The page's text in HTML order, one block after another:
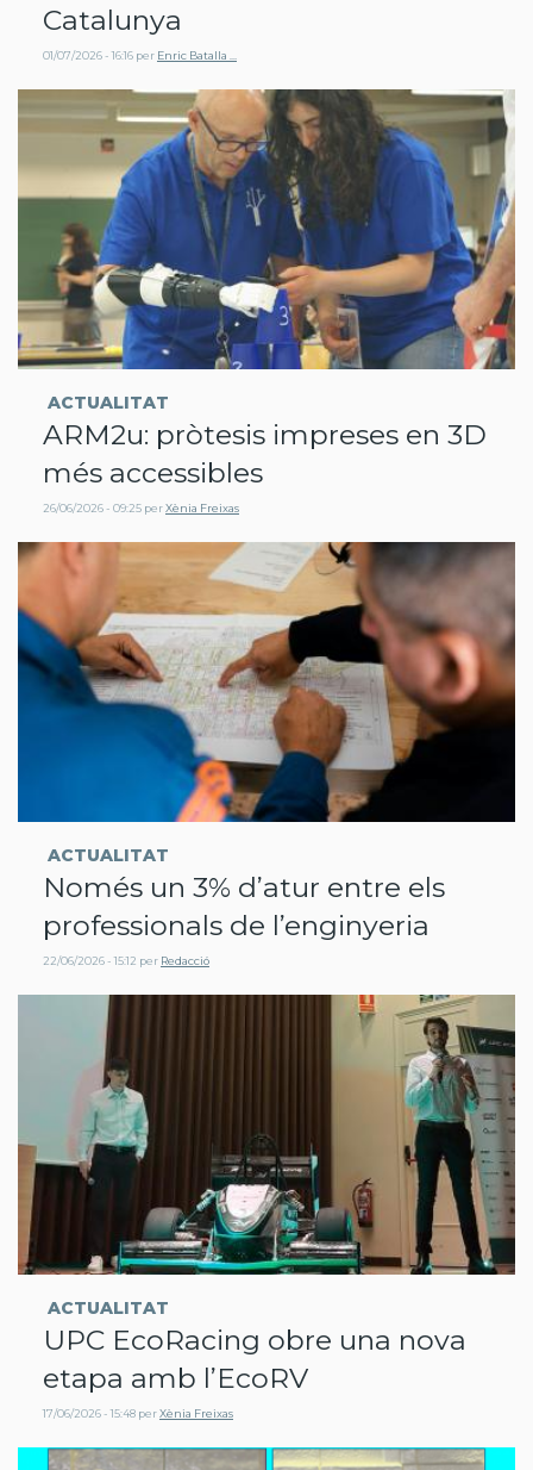
Catalunya
01/07/2026 - 16:16 per Enric Batalla …
ACTUALITAT
ARM2u: pròtesis impreses en 3D
més accessibles
26/06/2026 - 09:25 perXènia Freixas
ACTUALITAT
Només un 3% d’atur entre els
professionals de l’enginyeria
22/06/2026 - 15:12 per Redacció
ACTUALITAT
UPC EcoRacing obre una nova
etapa amb l’EcoRV
17/06/2026 - 15:48 perXènia Freixas